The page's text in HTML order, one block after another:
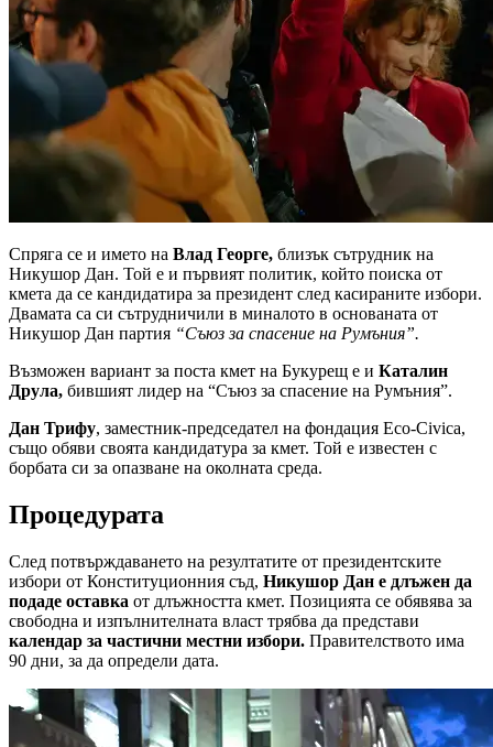
Спряга се и името на Влад Георге, близък сътрудник на
Никушор Дан. Той е и първият политик, който поиска от
кмета да се кандидатира за президент след касираните избори.
Двамата са си сътрудничили в миналото в основаната от
Никушор Дан партия “Съюз за спасение на Румъния”.
Възможен вариант за поста кмет на Букурещ е и Каталин
Друла, бившият лидер на “Съюз за спасение на Румъния”.
Дан Трифу, заместник-председател на фондация Eco-Civica,
също обяви своята кандидатура за кмет. Той е известен с
борбата си за опазване на околната среда.
Процедурата
След потвърждаването на резултатите от президентските
избори от Конституционния съд, Никушор Дан е длъжен да
подаде оставка от длъжността кмет. Позицията се обявява за
свободна и изпълнителната власт трябва да представи
календар за частични местни избори. Правителството има
90 дни, за да определи дата.